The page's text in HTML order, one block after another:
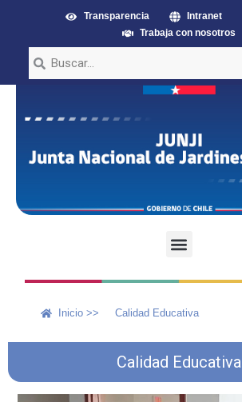
Transparencia Intranet
Trabaja con nosotros
Inicio >> Calidad Educativa
Calidad Educativa